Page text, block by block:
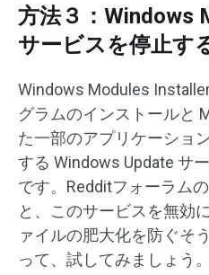
方法３：Windows
サービスを停止す
Windows Modules
グラムのインストールと
た一部のアプリケーショ
する Windows Update サ
です。Redditフォーラム
と、このサービスを無効
ァイルの肥大化を防ぐそ
って、試してみましょう。